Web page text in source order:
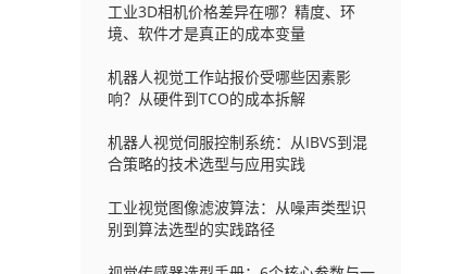
工业3D相机价格差异在哪？精度、环
境、软件才是真正的成本变量
机器人视觉工作站报价受哪些因素影
响？从硬件到TCO的成本拆解
机器人视觉伺服控制系统：从IBVS到混
合策略的技术选型与应用实践
工业视觉图像滤波算法：从噪声类型识
别到算法选型的实践路径